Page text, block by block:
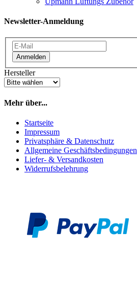
Newsletter-Anmeldung
Anmelden
Hersteller
Mehr über...
Startseite
Impressum
Privatsphäre & Datenschutz
Allgemeine Geschäftsbedingungen
Liefer- & Versandkosten
Widerrufsbelehrung